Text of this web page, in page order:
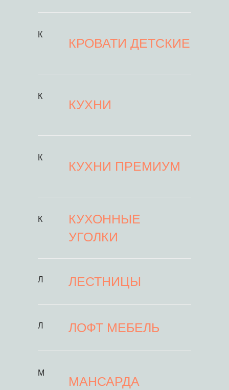
К
КРОВАТИ ДЕТСКИЕ
К
КУХНИ
К
КУХНИ ПРЕМИУМ
К
КУХОННЫЕ
УГОЛКИ
Л ЛЕСТНИЦЫ
Л ЛОФТ МЕБЕЛЬ
М
МАНСАРДА